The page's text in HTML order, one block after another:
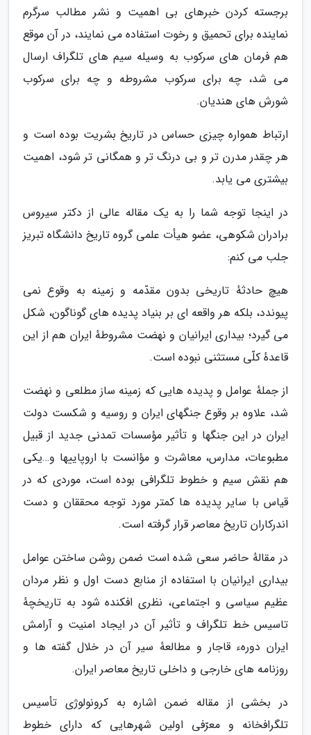
برجسته کردن خبرهای بی اهمیت و نشر مطالب سرگرم
نماینده برای تحمیق و رخوت استفاده می نمایند، در آن موقع
هم فرمان های سرکوب به وسیله سیم های تلگراف ارسال
می شد، چه برای سرکوب مشروطه و چه برای سرکوب
شورش های هندیان.
ارتباط همواره چیزی حساس در تاریخ بشریت بوده است و
هر چقدر مدرن تر و بی درنگ تر و همگانی تر شود، اهمیت
بیشتری می یابد.
در اینجا توجه شما را به یک مقاله عالی از دکتر سیروس
برادران شکوهی، عضو هیأت علمی گروه تاریخ دانشگاه تبریز
جلب می کنم:
هیچ حادثهٔ تاریخی بدون مقدّمه و زمینه به وقوع نمی
پیوندد، بلکه هر واقعه ای بر بنیاد پدیده های گوناگون، شکل
می گیرد؛ بیداری ایرانیان و نهضت مشروطهٔ ایران هم از این
قاعدهٔ کلّی مستثنی نبوده است.
از جملهٔ عوامل و پدیده هایی که زمینه ساز مطلعی و نهضت
شد، علاوه بر وقوع جنگهای ایران و روسیه و شکست دولت
ایران در این جنگها و تأثیر مؤسسات تمدنی جدید از قبیل
مطبوعات، مدارس، معاشرت و مؤانست با اروپاییها و…یکی
هم نقش سیم و خطوط تلگرافی بوده است، موردی که در
قیاس با سایر پدیده ها کمتر مورد توجه محققان و دست
اندرکاران تاریخ معاصر قرار گرفته است.
در مقالهٔ حاضر سعی شده است ضمن روشن ساختن عوامل
بیداری ایرانیان با استفاده از منابع دست اول و نظر مردان
عظیم سیاسی و اجتماعی، نظری افکنده شود به تاریخچهٔ
تاسیس خط تلگراف و تأثیر آن در ایجاد امنیت و آرامش
ایران دورهء قاجار و مطالعهٔ سیر آن در خلال گفته ها و
روزنامه های خارجی و داخلی تاریخ معاصر ایران.
در بخشی از مقاله ضمن اشاره به کرونولوژی تأسیس
تلگرافخانه و معرّفی اولین شهرهایی که دارای خطوط